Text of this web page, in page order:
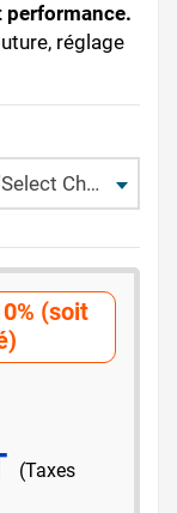
performance.
réglage
30 cm
(soit
(Taxes